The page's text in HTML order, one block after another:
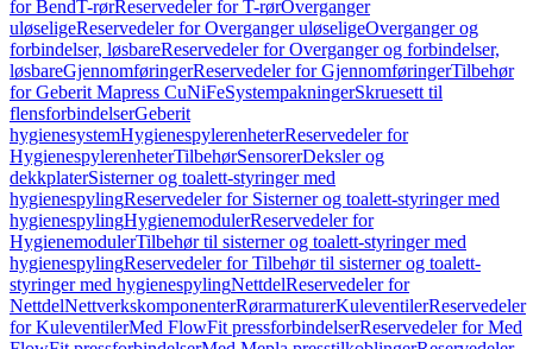
for BendT-rørReservedeler for T-rørOverganger
uløseligeReservedeler for Overganger uløseligeOverganger og
forbindelser, løsbareReservedeler for Overganger og forbindelser,
løsbareGjennomføringerReservedeler for GjennomføringerTilbehør
for Geberit Mapress CuNiFeSystempakningerSkruesett til
flensforbindelserGeberit
hygienesystemHygienespylerenheterReservedeler for
HygienespylerenheterTilbehørSensorerDeksler og
dekkplaterSisterner og toalett-styringer med
hygienespylingReservedeler for Sisterner og toalett-styringer med
hygienespylingHygienemodulerReservedeler for
HygienemodulerTilbehør til sisterner og toalett-styringer med
hygienespylingReservedeler for Tilbehør til sisterner og toalett-
styringer med hygienespylingNettdelReservedeler for
NettdelNettverkskomponenterRørarmaturerKuleventilerReservedeler
for KuleventilerMed FlowFit pressforbindelserReservedeler for Med